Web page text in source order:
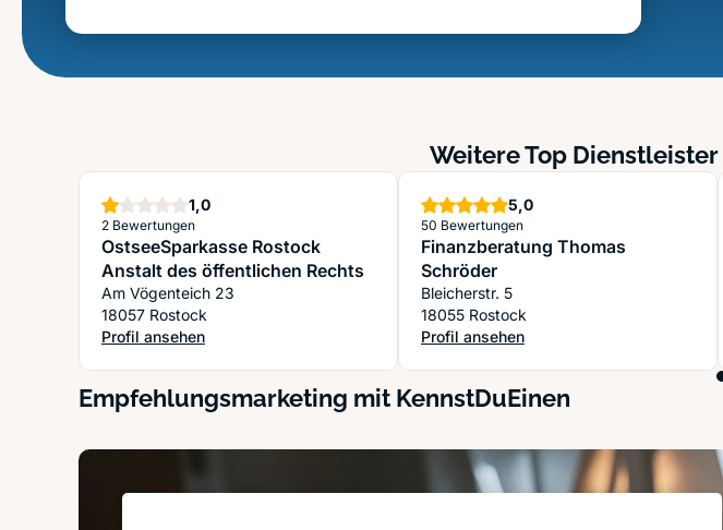
Weitere Top
1,0Stern
2 Bewertungen
OstseeSparkasse Rostock
Anstalt des öffentlichen Rechts
Am Vögenteich 23
18057 Rostock
Profil ansehen
: OstseeSparkasse Rostock Anstalt des öffentlichen Rechts
5,0Sterne
50 Bewertungen
Finanzberatung Thomas
Schröder
Bleicherstr. 5
18055 Rostock
Profil ansehen
: Finanzberatung Thomas Schröder
Empfehlungsmarketing mit KennstDuEinen